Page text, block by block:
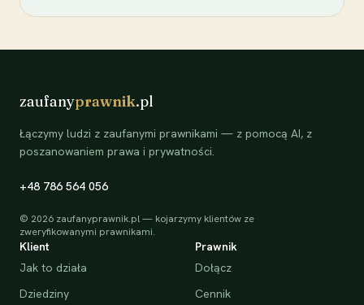
zaufanyprawnik.pl
Łączymy ludzi z zaufanymi prawnikami — z pomocą AI, z
poszanowaniem prawa i prywatności.
+48 786 564 056
© 2026 zaufanyprawnik.pl — kojarzymy klientów ze
zweryfikowanymi prawnikami.
Klient
Jak to działa
Dziedziny
Prawnik
Dołącz
Cennik